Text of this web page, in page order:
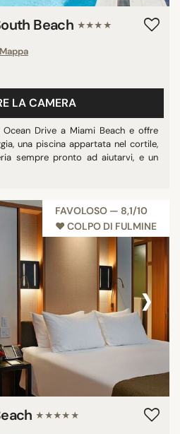
Beach ★★★★
LA CAMERA
Drive a Miami Beach e offre
una piscina appartata nel cortile,
sempre pronto ad aiutarvi, e un
FAVOLOSO — 8,1/10
♥︎ COLPO DI FULMINE
›
★★★★★